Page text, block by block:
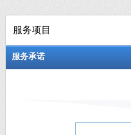
服务项目
服务承诺